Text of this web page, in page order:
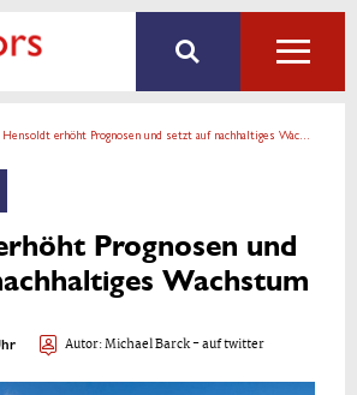
Hensoldt erhöht Prognosen und setzt auf nachhaltiges Wachstum
Prognosen und
Wachstum
Autor:Michael Barck- auf twitter